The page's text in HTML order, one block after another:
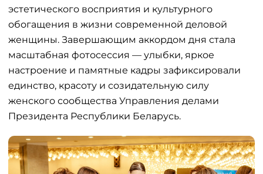
эстетического восприятия и культурного
обогащения в жизни современной деловой
женщины. Завершающим аккордом дня стала
масштабная фотосессия — улыбки, яркое
настроение и памятные кадры зафиксировали
единство, красоту и созидательную силу
женского сообщества Управления делами
Президента Республики Беларусь.